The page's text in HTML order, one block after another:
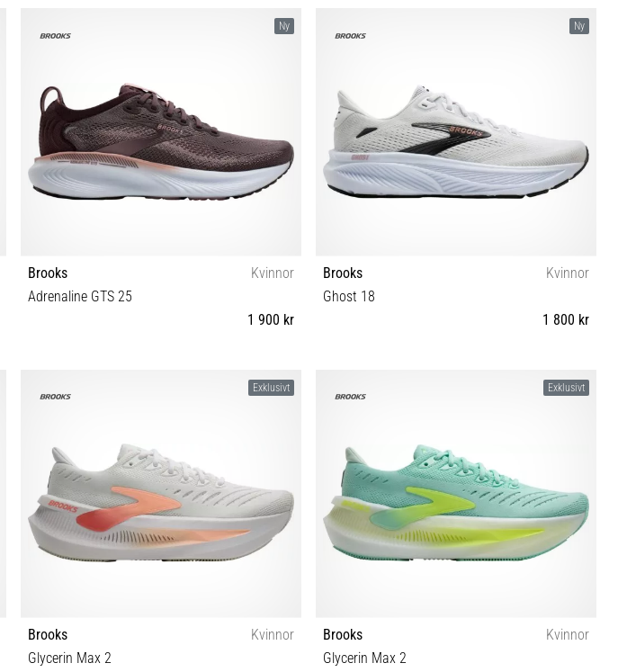
36 36½ 37½ 38 38½ 40½ 41 42½ 43 44 44½ 45½
Ny
Brooks
Kvinnor
Adrenaline GTS 25
1 900 kr
35½ 36 36½ 37½ 38 38½ 39 40 40½ 41 42 42½ 43 44
Ny
Brooks
Kvinnor
Ghost 18
1 800 kr
36 36½ 37½ 38 38½ 39 40 40½ 41 42 42½ 43 44
Exklusivt
Brooks
Kvinnor
Glycerin Max 2
Exklusivt
Brooks
Kvinnor
Glycerin Max 2